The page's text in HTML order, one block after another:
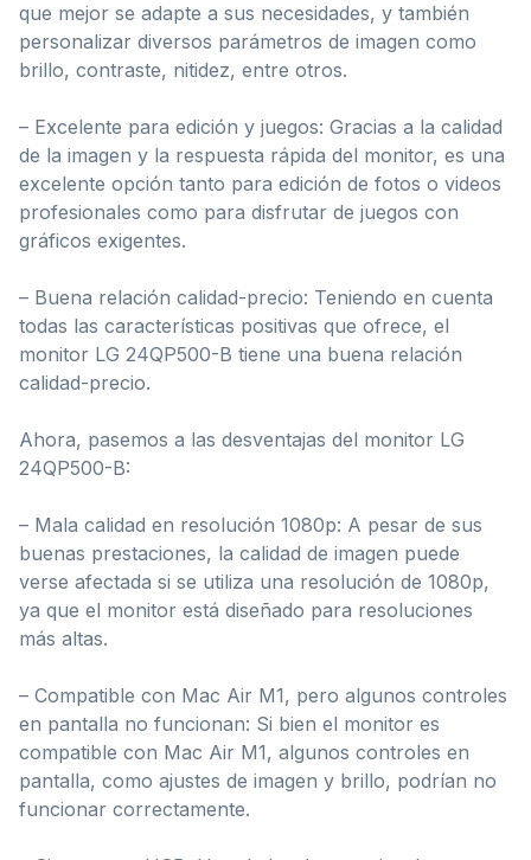
que mejor se adapte a sus necesidades, y también
personalizar diversos parámetros de imagen como
brillo, contraste, nitidez, entre otros.
– Excelente para edición y juegos: Gracias a la calidad
de la imagen y la respuesta rápida del monitor, es una
excelente opción tanto para edición de fotos o videos
profesionales como para disfrutar de juegos con
gráficos exigentes.
– Buena relación calidad-precio: Teniendo en cuenta
todas las características positivas que ofrece, el
monitor LG 24QP500-B tiene una buena relación
calidad-precio.
Ahora, pasemos a las desventajas del monitor LG
24QP500-B:
– Mala calidad en resolución 1080p: A pesar de sus
buenas prestaciones, la calidad de imagen puede
verse afectada si se utiliza una resolución de 1080p,
ya que el monitor está diseñado para resoluciones
más altas.
– Compatible con Mac Air M1, pero algunos controles
en pantalla no funcionan: Si bien el monitor es
compatible con Mac Air M1, algunos controles en
pantalla, como ajustes de imagen y brillo, podrían no
funcionar correctamente.